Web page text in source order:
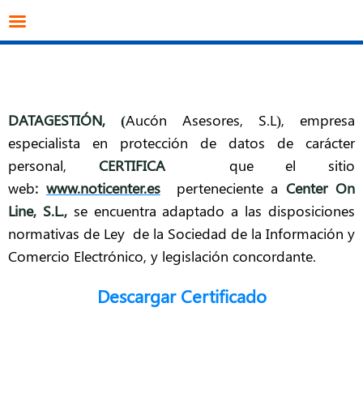
DATAGESTIÓN, (Aucón Asesores, S.L), empresa
especialista en protección de datos de carácter
personal, CERTIFICA que el sitio
web: www.noticenter.es perteneciente aCenter On
Line, S.L., se encuentra adaptado a las disposiciones
normativas de Ley de la Sociedad de la Información y
Comercio Electrónico, y legislación concordante.
Descargar Certificado